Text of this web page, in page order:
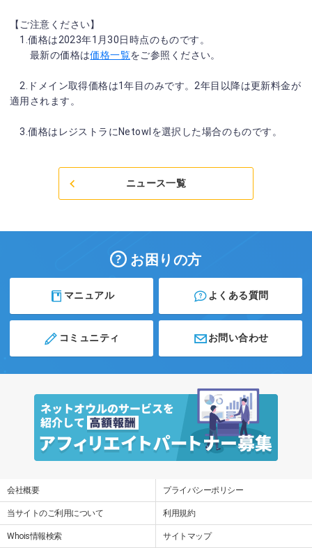
【ご注意ください】
1.価格は2023年1月30日時点のものです。
最新の価格は価格一覧をご参照ください。
2.ドメイン取得価格は1年目のみです。2年目以降は更新料金が
適用されます。
3.価格はレジストラにNetowlを選択した場合のものです。
ニュース一覧
お困りの方
マニュアル よくある質問
コミュニティ お問い合わせ
会社概要 プライバシーポリシー
当サイトのご利用について 利用規約
Whois情報検索 サイトマップ